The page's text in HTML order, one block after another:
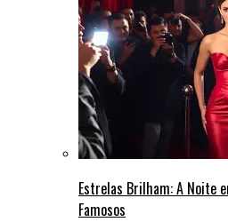
Estrelas Brilham: A Noite
Famosos